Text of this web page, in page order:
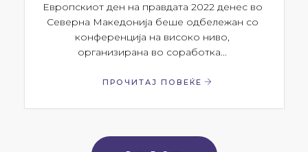
Европскиот ден на правдата 2022 денес во
Северна Македонија беше одбележан со
конференција на високо ниво,
организирана во соработка...
ПРОЧИТАЈ ПОВЕЌЕ